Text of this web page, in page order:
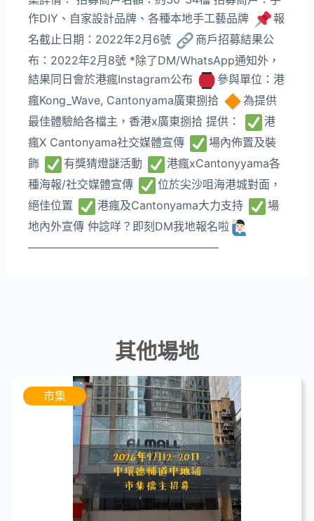
作DIY、自家設計品牌、各種本地手工藝品牌
報
名截止日期：2022年2月6號
商戶招募結果公
布：2022年2月8號 *除了DM/WhatsApp通知外，
結果同日會於港瘋Instagram公布
參與單位：港
瘋Kong_Wave, Cantonyama廣東捌拾
為提供
最佳體驗給各檔主，香港x廣東捌拾 提供：
港
瘋X Cantonyama社交媒體宣傳
場內佈置及裝
飾
有獎猜燈謎活動
港瘋xCantonyyama各
種海報/社交媒體宣傳
位於尖沙咀海港城對面，
絕佳位置
港瘋及Cantonyama大力支持
場
地內外宣傳 仲諗咩？即刻DM我地報名啦
—————————————————
其他場地
市集